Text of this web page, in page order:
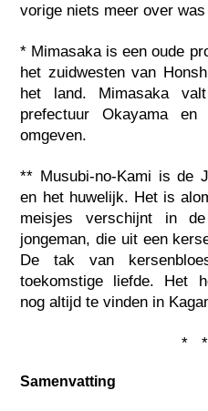
vorige niets meer over
* Mimasaka is een oude
het zuidwesten van
het land. Mimasaka
prefectuur Okayama
omgeven.
** Musubi-no-Kami is de
en het huwelijk. Het is
meisjes verschijnt in
jongeman, die uit een
De tak van
toekomstige liefde. Het
nog altijd te vinden in
*
Samenvatting